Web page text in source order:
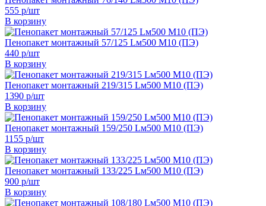
555 р/шт
В корзину
Пенопакет монтажный 57/125 Lм500 М10 (ПЭ)
440 р/шт
В корзину
Пенопакет монтажный 219/315 Lм500 М10 (ПЭ)
1390 р/шт
В корзину
Пенопакет монтажный 159/250 Lм500 М10 (ПЭ)
1155 р/шт
В корзину
Пенопакет монтажный 133/225 Lм500 М10 (ПЭ)
900 р/шт
В корзину